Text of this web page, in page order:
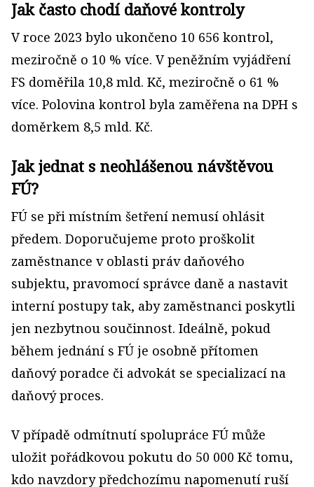
Jak často chodí daňové kontroly
V roce 2023 bylo ukončeno 10 656 kontrol,
meziročně o 10 % více. V peněžním vyjádření
FS doměřila 10,8 mld. Kč, meziročně o 61 %
více. Polovina kontrol byla zaměřena na DPH s
doměrkem 8,5 mld. Kč.
Jak jednat s neohlášenou návštěvou
FÚ?
FÚ se při místním šetření nemusí ohlásit
předem. Doporučujeme proto proškolit
zaměstnance v oblasti práv daňového
subjektu, pravomocí správce daně a nastavit
interní postupy tak, aby zaměstnanci poskytli
jen nezbytnou součinnost. Ideálně, pokud
během jednání s FÚ je osobně přítomen
daňový poradce či advokát se specializací na
daňový proces.
V případě odmítnutí spolupráce FÚ může
uložit pořádkovou pokutu do 50 000 Kč tomu,
kdo navzdory předchozímu napomenutí ruší